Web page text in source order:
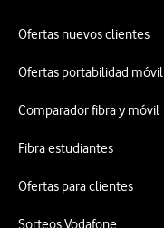
Ofertas nuevos clientes
Ofertas portabilidad móvil
Comparador fibra y móvil
Fibra estudiantes
Ofertas para clientes
Sorteos Vodafone